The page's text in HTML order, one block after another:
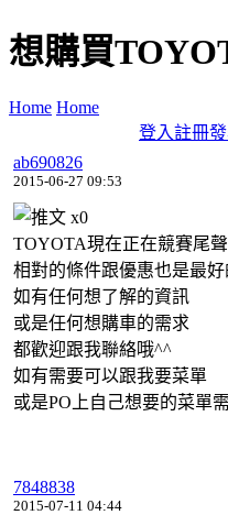
想購買
Home Home
登入註冊
ab690826
2015-06-27 09:53
x0
TOYOTA現在正在競賽尾聲
相對的條件跟優惠也是最好
如有任何想了解的資訊
或是任何想購車的需求
都歡迎跟我聯絡哦^^
如有需要可以跟我要菜單
或是PO上自己想要的菜單
7848838
2015-07-11 04:44